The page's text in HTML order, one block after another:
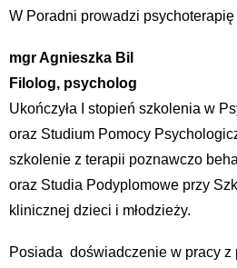
W Poradni prowadzi
mgr Agnieszka Bil
Filolog, psycholog
Ukończyła I stopień szkolenia w
oraz Studium Pomocy
szkolenie z terapii poznawczo
oraz Studia Podyplomowe przy
klinicznej dzieci i młodzieży.
Posiada doświadczenie w pracy z